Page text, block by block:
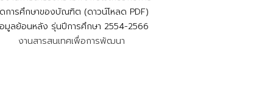
การศึกษาของบัณฑิต (ดาวน์โหลด PDF)
มูลย้อนหลัง รุ่นปีการศึกษา 2554-2566
งานสารสนเทศเพื่อการพัฒนา